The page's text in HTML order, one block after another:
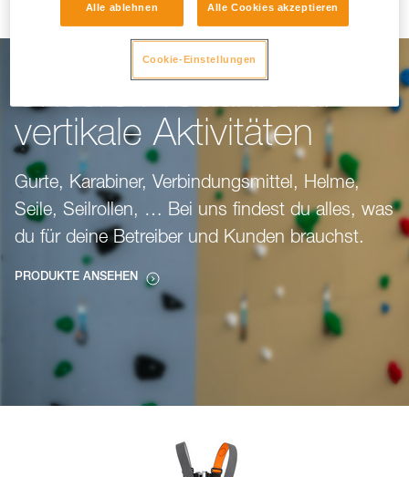
Unsere Produkte für
vertikale Aktivitäten
Gurte, Karabiner, Verbindungsmittel, Helme,
Seile, Seilrollen, … Bei uns findest du alles, was
du für deine Betreiber und Kunden brauchst.
PRODUKTE ANSEHEN
Alle ablehnen Alle Cookies akzeptieren
Cookie-Einstellungen